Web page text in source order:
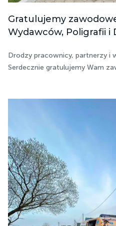
Gratulujemy
Wydawców, Poligrafii i
Drodzy pracownicy, partnerzy i
Serdecznie gratulujemy Wam